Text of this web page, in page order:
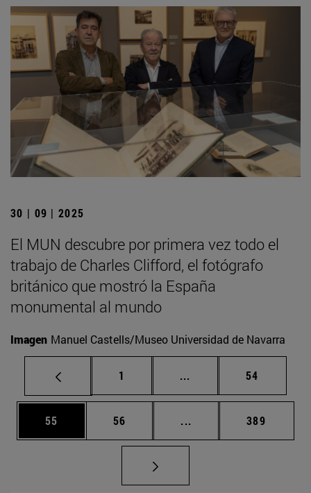
30 | 09 | 2025
El MUN descubre por primera vez todo el
trabajo de Charles Clifford, el fotógrafo
británico que mostró la España
monumental al mundo
Imagen Manuel Castells/Museo Universidad de Navarra
Página
1 ... Páginas intermedias
Página
54
Página
55 Página
56 ... Páginas intermedias
Página
389